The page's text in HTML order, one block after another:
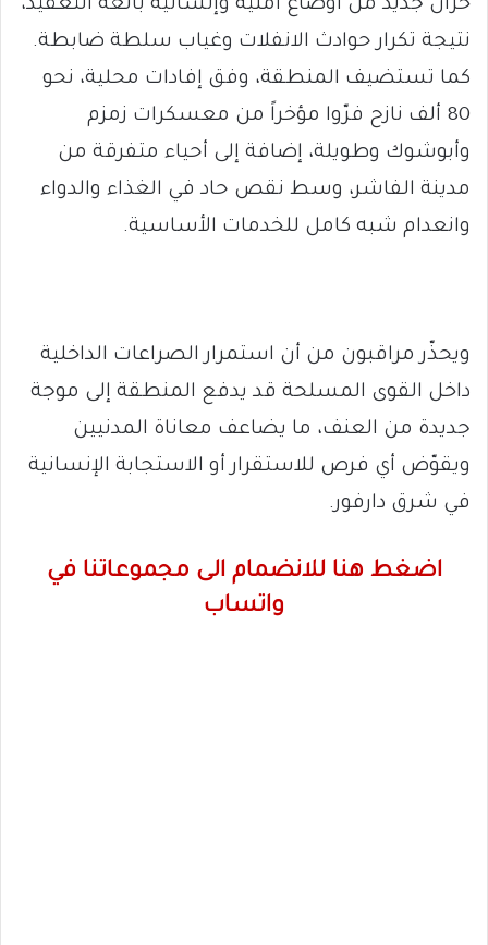
خزان جديد من أوضاع أمنية وإنسانية بالغة التعقيد،
نتيجة تكرار حوادث الانفلات وغياب سلطة ضابطة.
كما تستضيف المنطقة، وفق إفادات محلية، نحو
80 ألف نازح فرّوا مؤخراً من معسكرات زمزم
وأبوشوك وطويلة، إضافة إلى أحياء متفرقة من
مدينة الفاشر، وسط نقص حاد في الغذاء والدواء
وانعدام شبه كامل للخدمات الأساسية.
ويحذّر مراقبون من أن استمرار الصراعات الداخلية
داخل القوى المسلحة قد يدفع المنطقة إلى موجة
جديدة من العنف، ما يضاعف معاناة المدنيين
ويقوّض أي فرص للاستقرار أو الاستجابة الإنسانية
في شرق دارفور.
اضغط هنا للانضمام الى مجموعاتنا في
واتساب